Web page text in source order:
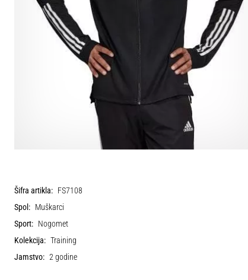
Šifra artikla: FS7108
Spol: Muškarci
Sport: Nogomet
Kolekcija: Training
Jamstvo: 2 godine